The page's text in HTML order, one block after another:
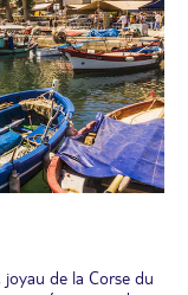
joyau de la Corse du